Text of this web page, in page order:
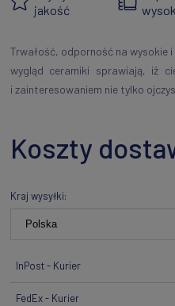
jakość
Trwałość, odporność na
wygląd ceramiki sprawiają, iż
i zainteresowaniem nie tylko
Koszty
Cena nie zawiera ewentualnych
Kraj wysyłki:
InPost - Kurier
FedEx - Kurier